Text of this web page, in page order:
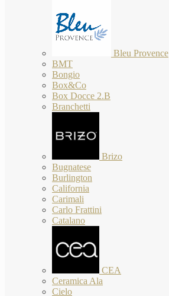
Bleu Provence
BMT
Bongio
Box&Co
Box Docce 2.B
Branchetti
Brizo
Bugnatese
Burlington
California
Carimali
Carlo Frattini
Catalano
CEA
Ceramica Ala
Cielo